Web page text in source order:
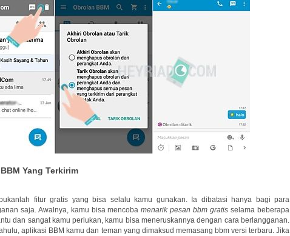
Yang Terkirim
fitur gratis yang bisa selalu kamu gunakan. Ia dibatasi hanya bagi para
saja. Awalnya, kamu bisa mencobamenarik pesan bbm gratis selama beberapa
dan sangat kamu perlukan, kamu bisa meneruskannya dengan cara berlangganan.
aplikasi BBM kamu dan teman yang dimaksud memasang bbm versi terbaru. Jika